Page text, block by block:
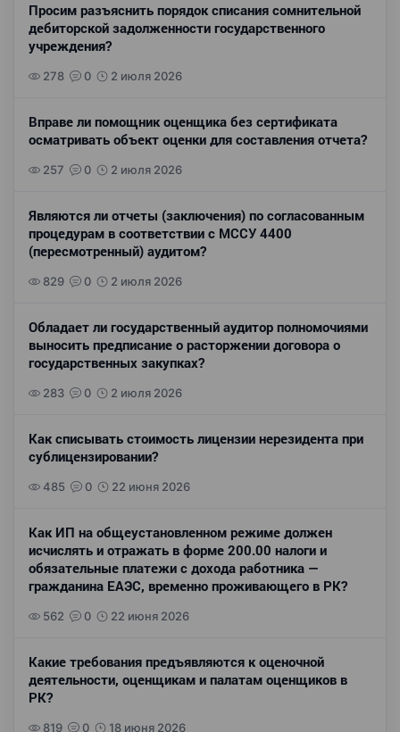
Просим разъяснить порядок списания сомнительной
дебиторской задолженности государственного
учреждения?
278 0 2 июля 2026
Вправе ли помощник оценщика без сертификата
осматривать объект оценки для составления отчета?
257 0 2 июля 2026
Являются ли отчеты (заключения) по согласованным
процедурам в соответствии с МССУ 4400
(пересмотренный) аудитом?
829 0 2 июля 2026
Обладает ли государственный аудитор полномочиями
выносить предписание о расторжении договора о
государственных закупках?
283 0 2 июля 2026
Как списывать стоимость лицензии нерезидента при
сублицензировании?
485 0 22 июня 2026
Как ИП на общеустановленном режиме должен
исчислять и отражать в форме 200.00 налоги и
обязательные платежи с дохода работника —
гражданина ЕАЭС, временно проживающего в РК?
562 0 22 июня 2026
Какие требования предъявляются к оценочной
деятельности, оценщикам и палатам оценщиков в
РК?
819 0 18 июня 2026